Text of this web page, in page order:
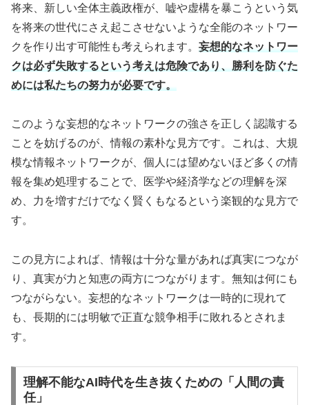
将来、新しい全体主義政権が、嘘や虚構を暴こうという気
を将来の世代にさえ起こさせないような全能のネットワー
クを作り出す可能性も考えられます。 妄想的なネットワー
クは必ず失敗するという考えは危険であり、勝利を防ぐた
めには私たちの努力が必要です。
このような妄想的なネットワークの強さを正しく認識する
ことを妨げるのが、情報の素朴な見方です。これは、大規
模な情報ネットワークが、個人には望めないほど多くの情
報を集め処理することで、医学や経済学などの理解を深
め、力を増すだけでなく賢くもなるという楽観的な見方で
す。
この見方によれば、情報は十分な量があれば真実につなが
り、真実が力と知恵の両方につながります。無知は何にも
つながらない。妄想的なネットワークは一時的に現れて
も、長期的には明敏で正直な競争相手に敗れるとされま
す。
理解不能なAI時代を生き抜くための「人間の責
任」